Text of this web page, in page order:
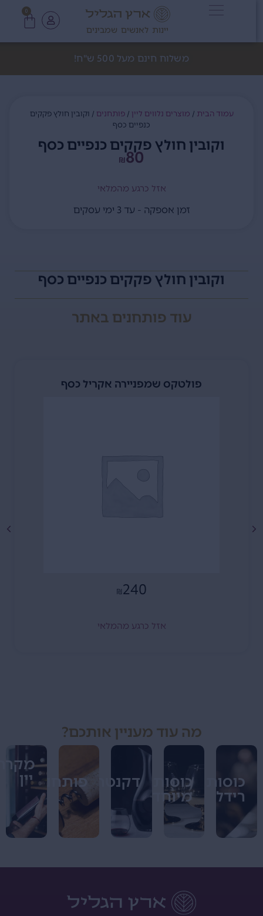
יינות לאנשים שמבינים
משלוח חינם מעל 500 ש"ח!
עמוד הבית/ מוצרים נלווים ליין/ פותחנים/ וקובין חולץ פקקים
כנפיים כסף
וקובין חולץ פקקים כנפיים כסף
₪80
אזל כרגע מהמלאי
זמן אספקה - עד 3 ימי עסקים
וקובין חולץ פקקים כנפיים כסף
עודפותחניםבאתר
פולטקס שמפניירה אקריל כסף
₪ 240
אזל כרגע מהמלאי
מה עוד מעניין אותכם?
כוסות
רידל
כוסות
מיוחדים
דקנטרים פותחנים
מקררי
יין